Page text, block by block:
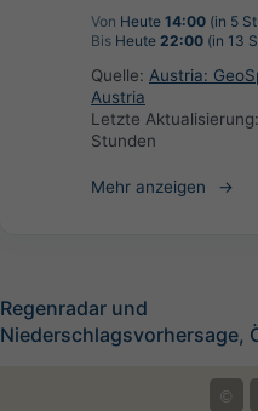
Von Heute 14:00 (in 5
Bis Heute 22:00 (in 13
Quelle: Austria:
Austria
Letzte
Stunden
Mehr anzeigen
Regenradar und
Niederschlagsvorhersage,
©